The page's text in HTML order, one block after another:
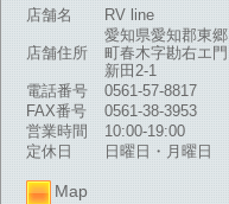
店舗名 RV line
店舗住所
愛知県愛知郡東郷
町春木字勘右エ門
新田2-1
電話番号
0561-57-8817
FAX番号
0561-38-3953
営業時間
10:00-19:00
定休日
日曜日・月曜日
Map